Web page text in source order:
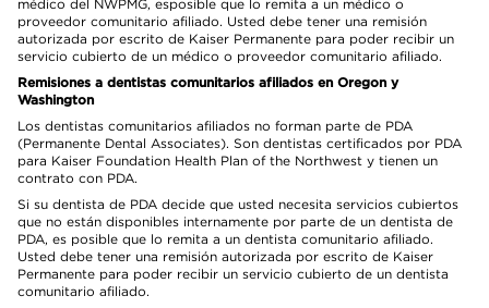
médico del NWPMG, esposible que lo remita a un médico o
proveedor comunitario afiliado. Usted debe tener una remisión
autorizada por escrito de Kaiser Permanente para poder recibir un
servicio cubierto de un médico o proveedor comunitario afiliado.
Remisiones a dentistas comunitarios afiliados en Oregon y
Washington
Los dentistas comunitarios afiliados no forman parte de PDA
(Permanente Dental Associates). Son dentistas certificados por PDA
para Kaiser Foundation Health Plan of the Northwest y tienen un
contrato con PDA.
Si su dentista de PDA decide que usted necesita servicios cubiertos
que no están disponibles internamente por parte de un dentista de
PDA, es posible que lo remita a un dentista comunitario afiliado.
Usted debe tener una remisión autorizada por escrito de Kaiser
Permanente para poder recibir un servicio cubierto de un dentista
comunitario afiliado.